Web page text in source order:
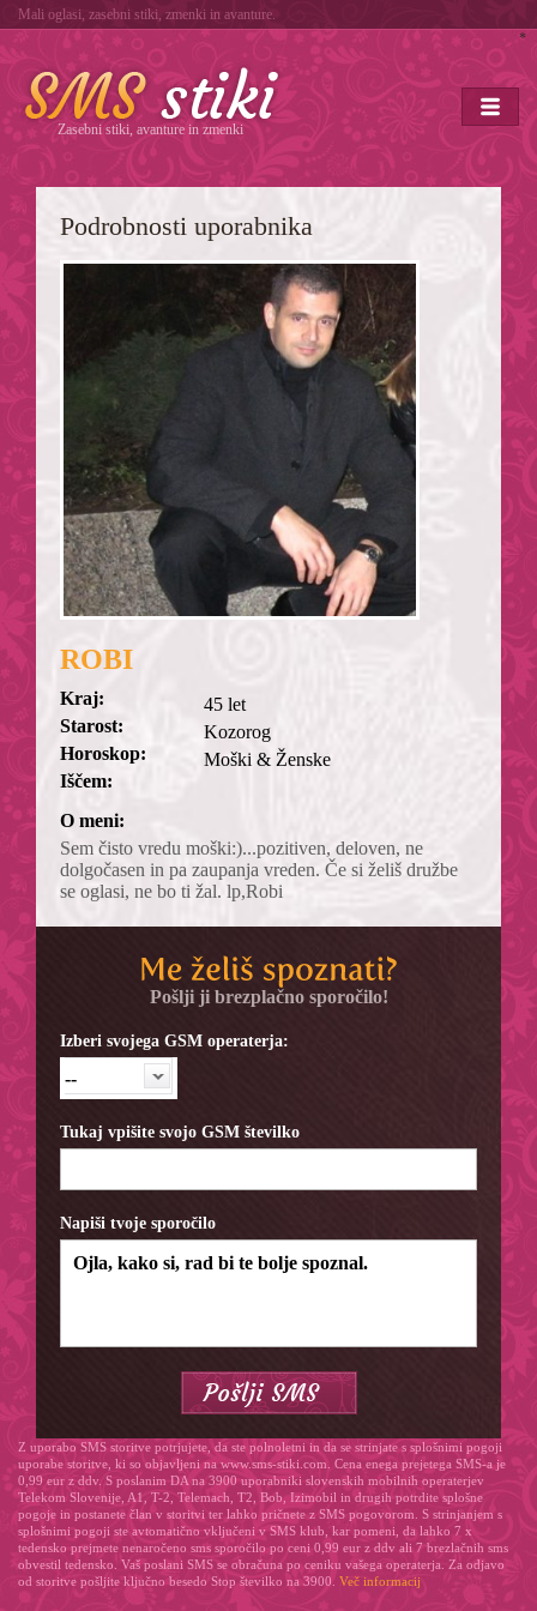
Mali oglasi, zasebni stiki, zmenki in avanture.
Zasebni stiki, avanture in zmenki
Podrobnosti uporabnika
ROBI
Kraj:
Starost:
Horoskop:
Iščem:
45 let
Kozorog
Moški & Ženske
O meni:
Sem čisto vredu moški:)...pozitiven, deloven, ne
dolgočasen in pa zaupanja vreden. Če si želiš družbe
se oglasi, ne bo ti žal. lp,Robi
Pošlji ji brezplačno sporočilo!
Izberi svojega GSM operaterja:
--
Tukaj vpišite svojo GSM številko
Napiši tvoje sporočilo
Z uporabo SMS storitve potrjujete, da ste polnoletni in da se strinjate s splošnimi pogoji
uporabe storitve, ki so objavljeni na www.sms-stiki.com. Cena enega prejetega SMS-a je
0,99 eur z ddv. S poslanim DA na 3900 uporabniki slovenskih mobilnih operaterjev
Telekom Slovenije, A1, T-2, Telemach, T2, Bob, Izimobil in drugih potrdite splošne
pogoje in postanete član v storitvi ter lahko pričnete z SMS pogovorom. S strinjanjem s
splošnimi pogoji ste avtomatično vključeni v SMS klub, kar pomeni, da lahko 7 x
tedensko prejmete nenaročeno sms sporočilo po ceni 0,99 eur z ddv ali 7 brezlačnih sms
obvestil tedensko. Vaš poslani SMS se obračuna po ceniku vašega operaterja. Za odjavo
od storitve pošljite ključno besedo Stop številko na 3900. Več informacij
*